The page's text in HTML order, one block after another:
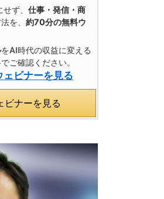
ず、 仕事・発信・商
を、 約70分の無料ウ
をAI時代の収益に変える
ご確認ください。
ビナーを見る
ビナーを見る